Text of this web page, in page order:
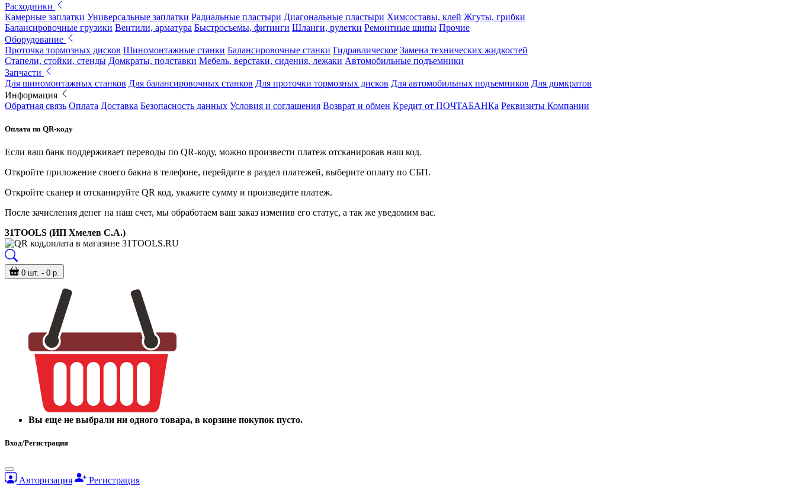
Расходники
Камерные заплатки Универсальные заплатки Радиальные пластыри Диагональные пластыри Химсоставы, клей Жгуты, грибки
Балансировочные грузики Вентили, арматура Быстросъемы, фитинги Шланги, рулетки Ремонтные шипы Прочие
Оборудование
Проточка тормозных дисков Шиномонтажные станки Балансировочные станки Гидравлическое Замена технических жидкостей
Стапели, стойки, стенды Домкраты, подставки Мебель, верстаки, сидения, лежаки Автомобильные подъемники
Запчасти
Для шиномонтажных станков Для балансировочных станков Для проточки тормозных дисков Для автомобильных подъемников Для домкратов
Информация
Обратная связь Оплата Доставка Безопасность данных Условия и соглашения Возврат и обмен Кредит от ПОЧТАБАНКа Реквизиты Компании
Оплата по QR-коду
Если ваш банк поддерживает переводы по QR-коду, можно произвести платеж отсканировав наш код.
Откройте приложение своего бакна в телефоне, перейдите в раздел платежей, выберите оплату по СБП.
Откройте сканер и отсканируйте QR код, укажите сумму и произведите платеж.
После зачисления денег на наш счет, мы обработаем ваш заказ изменив его статус, а так же уведомим вас.
31TOOLS (ИП Хмелев С.А.)
0 шт. - 0 р.
Вы еще не выбрали ни одного товара, в корзине покупок пусто.
Вход/Регистрация
Авторизация Регистрация